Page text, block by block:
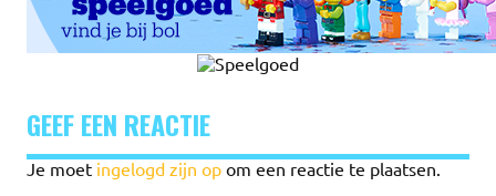
GEEF EEN REACTIE
Je moet ingelogd zijn op om een reactie te plaatsen.